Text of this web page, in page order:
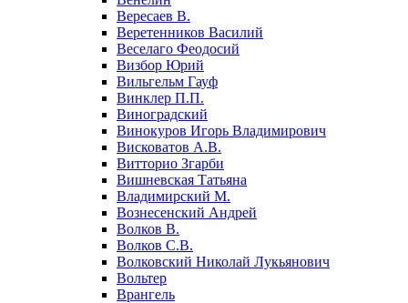
Вересаев В.
Веретенников Василий
Веселаго Феодосий
Визбор Юрий
Вильгельм Гауф
Винклер П.П.
Виноградский
Винокуров Игорь Владимирович
Висковатов А.В.
Витторио Згарби
Вишневская Татьяна
Владимирский М.
Вознесенский Андрей
Волков В.
Волков С.В.
Волковский Николай Лукьянович
Вольтер
Врангель